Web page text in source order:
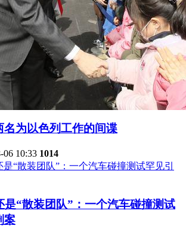
名为以色列工作的间谍
06 10:33 1014
是“散装团队”：一个汽车碰撞测试
案